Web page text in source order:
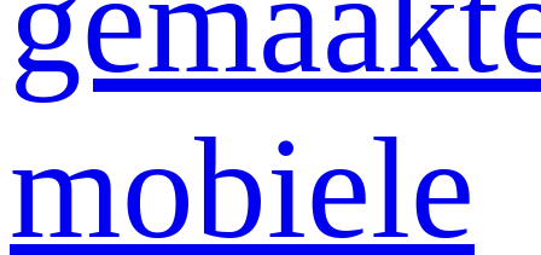
mobiele